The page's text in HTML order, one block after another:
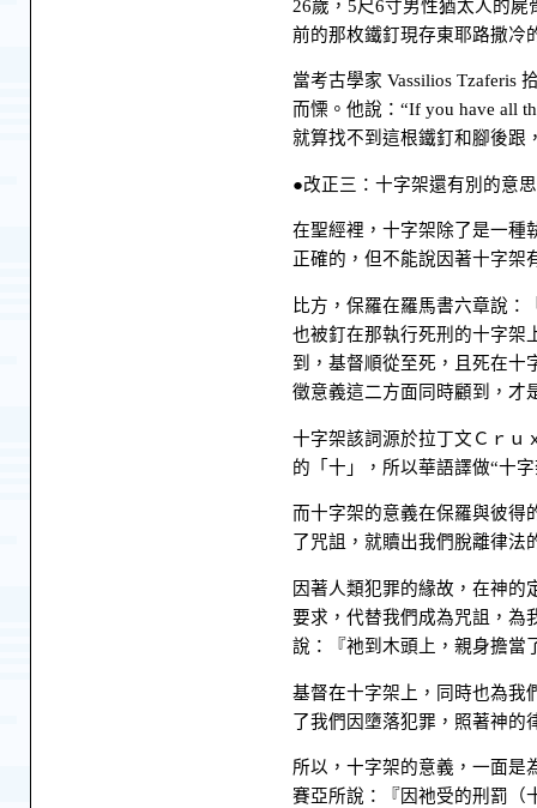
26歲，5尺6寸男性猶太人的
前的那枚鐵釘現存東耶路撒冷
當考古學家 Vassilios Tzaferis
而慄。他說：“If you have all
就算找不到這根鐵釘和腳後跟
●改正三：十字架還有別的意
在聖經裡，十字架除了是一種
正確的，但不能說因著十字架
比方，保羅在羅馬書六章說
也被釘在那執行死刑的十字架
到，基督順從至死，且死在十
徵意義這二方面同時顧到，才
十字架該詞源於拉丁文Ｃｒｕ
的「十」，所以華語譯做“十字
而十字架的意義在保羅與彼得
了咒詛，就贖出我們脫離律
因著人類犯罪的緣故，在神
要求，代替我們成為咒詛，為
說：『祂到木頭上，親身擔當
基督在十字架上，同時也為我
了我們因墮落犯罪，照著神的
所以，十字架的意義，一面是
賽亞所說：『因祂受的刑罰（